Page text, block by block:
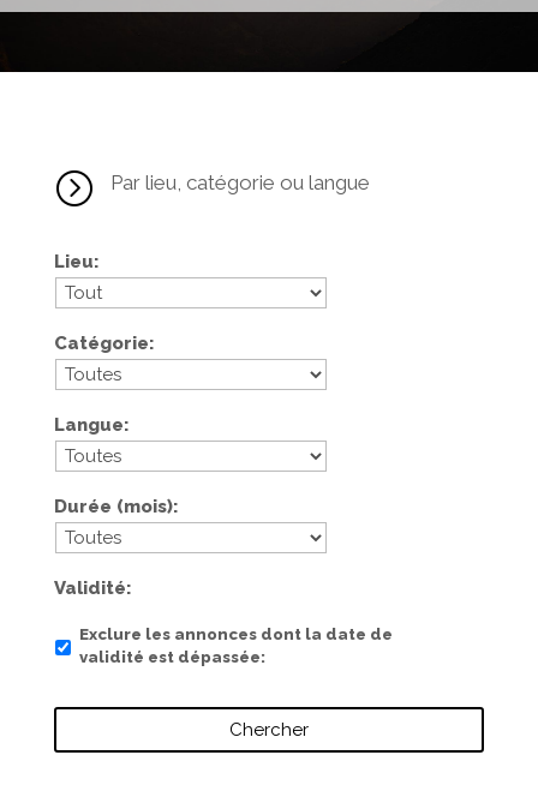
= Par lieu, catégorie ou langue
Lieu
Catégorie
Langue
Durée (mois)
Validité
Exclure les annonces dont la date de
validité est dépassée